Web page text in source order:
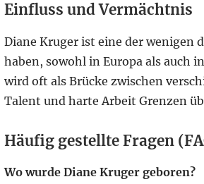
Einfluss und Vermächtnis
Diane Kruger ist eine der wenigen
haben, sowohl in Europa als auch
wird oft als Brücke zwischen
Talent und harte Arbeit Grenzen
Häufig gestellte Fragen
Wo wurde Diane Kruger geboren?